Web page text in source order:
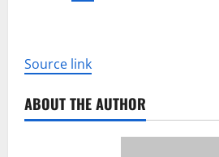
Source link
ABOUT THE AUTHOR